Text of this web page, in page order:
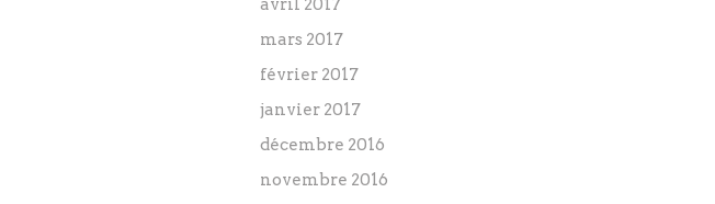
avril 2017
mars 2017
février 2017
janvier 2017
décembre 2016
novembre 2016